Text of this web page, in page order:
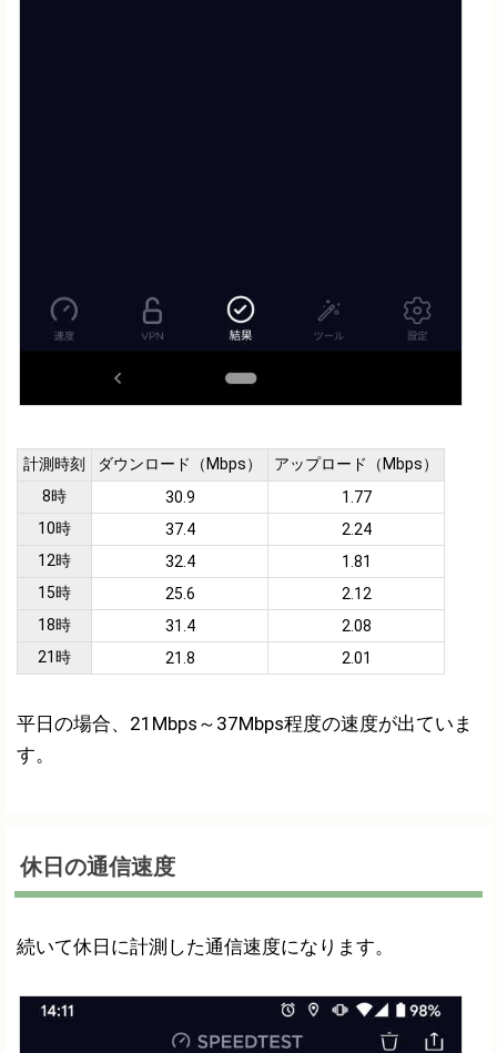
計測時刻 ダウンロード（Mbps）
アップロード（Mbps）
8時
30.9
1.77
10時
37.4
2.24
12時
32.4
1.81
15時
25.6
2.12
18時
31.4
2.08
21時
21.8 2.01
平日の場合、21Mbps～37Mbps程度の速度が出ていま
す。
休日の通信速度
続いて休日に計測した通信速度になります。